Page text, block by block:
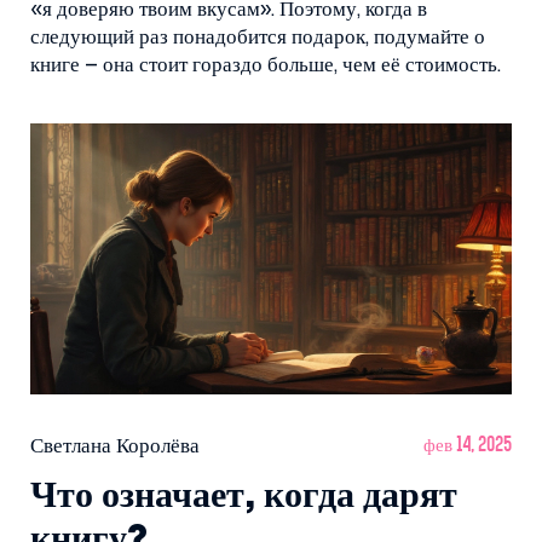
«я доверяю твоим вкусам». Поэтому, когда в
следующий раз понадобится подарок, подумайте о
книге – она стоит гораздо больше, чем её стоимость.
Светлана Королёва фев 14, 2025
Что означает, когда дарят